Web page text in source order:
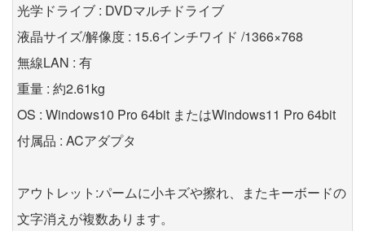
光学ドライブ : DVDマルチドライブ
液晶サイズ/解像度 : 15.6インチワイド /1366×768
無線LAN : 有
重量 : 約2.61kg
OS : Windows10 Pro 64bit またはWindows11 Pro 64bit
付属品 : ACアダプタ
アウトレット:パームに小キズや擦れ、またキーボードの
文字消えが複数あります。